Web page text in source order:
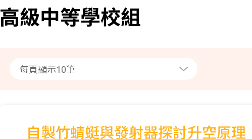
高級中等學校組
自製竹蜻蜓與發射器探討升空原理